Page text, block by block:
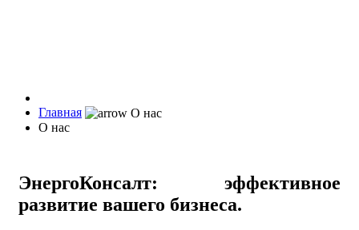
Главная
О нас
ЭнергоКонсалт: эффективное
развитие вашего бизнеса.